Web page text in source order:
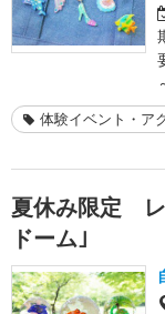
体験イベント・ア
夏休み限定 レ
ドーム｣